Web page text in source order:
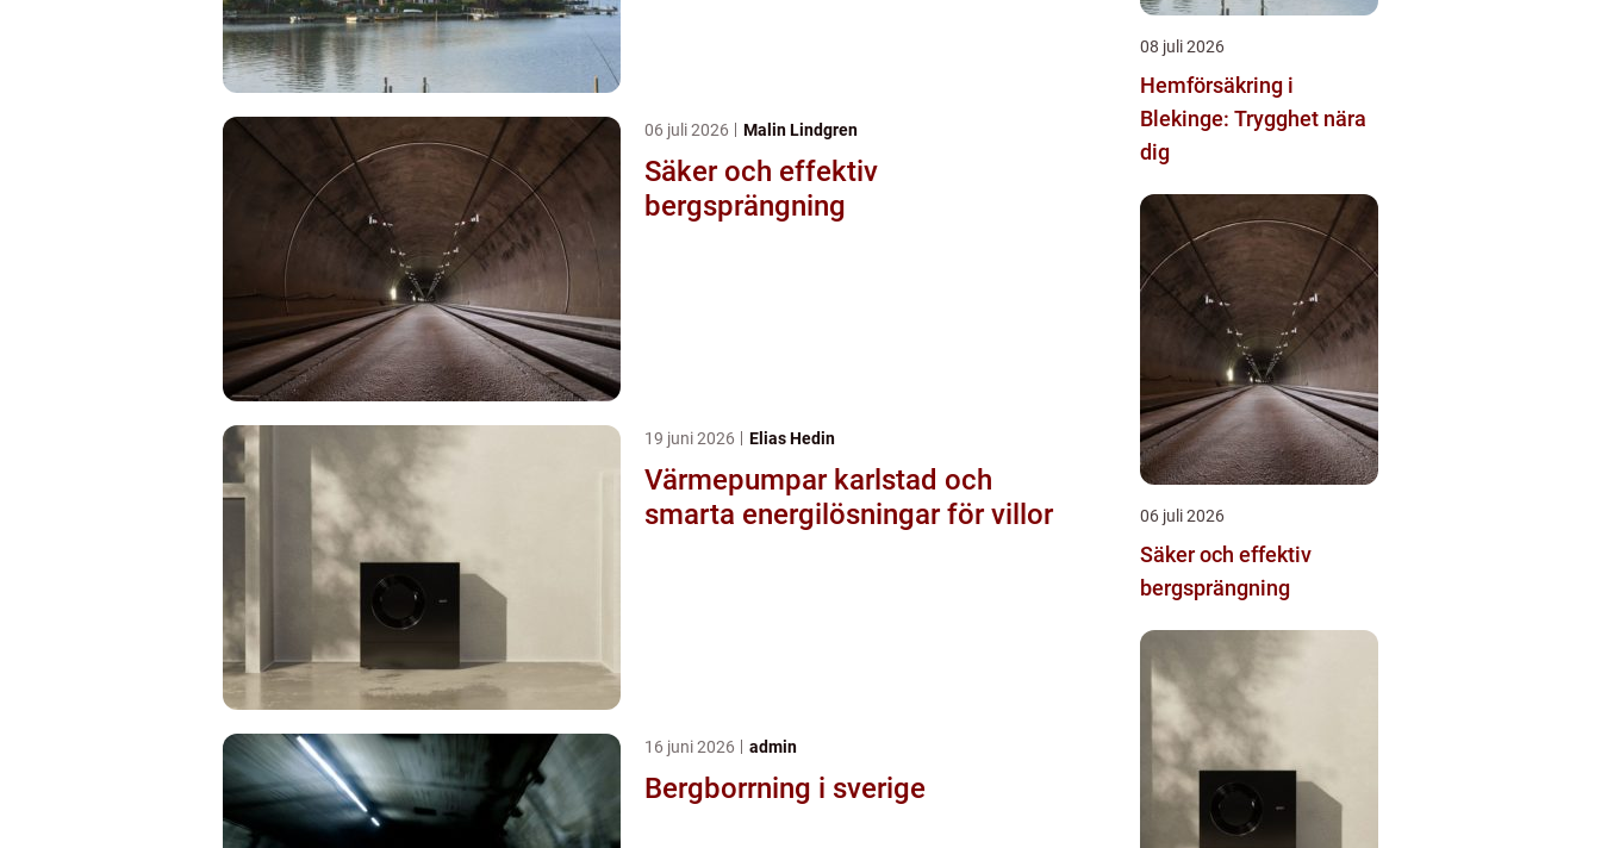
06 juli 2026 Malin Lindgren
Säker och effektiv
bergsprängning
19 juni 2026 Elias Hedin
Värmepumpar karlstad och
smarta energilösningar för villor
16 juni 2026 admin
Bergborrning i sverige
08 juli 2026
Hemförsäkring i
Blekinge: Trygghet nära
dig
06 juli 2026
Säker och effektiv
bergsprängning